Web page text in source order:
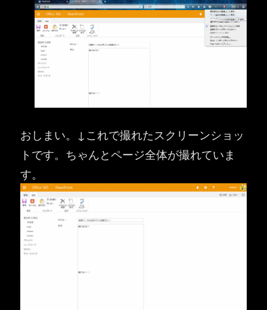
おしまい。↓これで撮れたスクリーンショッ
トです。ちゃんとページ全体が撮れていま
す。